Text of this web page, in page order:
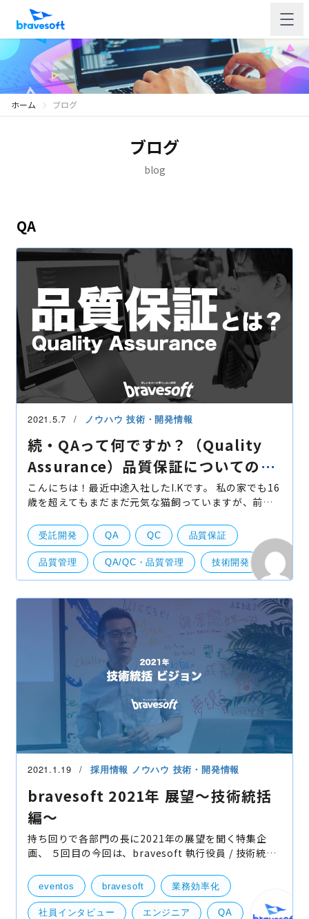
ホーム ブログ
ブログ
blog
QA
2021.5.7 ノウハウ技術・開発情報
続・QAって何ですか？（Quality
Assurance）品質保証についてのま
とめ。
こんにちは！最近中途入社したI.Kです。 私の家でも16
歳を超えてもまだまだ元気な猫飼っていますが、前出
はもう2年以上前になるんですね。 後任でQAの話を頼
まれ
受託開発 QA QC 品質保証
品質管理 QA/QC・品質管理 技術開発
2021.1.19 採用情報 ノウハウ 技術・開発情報
bravesoft 2021年 展望〜技術統括
編〜
持ち回りで各部門の長に2021年の展望を聞く特集企
画、 ５回目の今回は、bravesoft 執行役員 / 技術統括
2020年振り返り 高瀬（以下高）「技術統括室は202
eventos bravesoft 業務効率化
社員インタビュー エンジニア QA